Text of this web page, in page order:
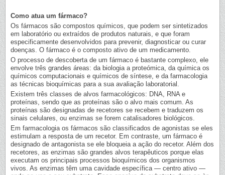
Como atua um fármaco?
Os fármacos são compostos químicos, que podem ser sintetizados
em laboratório ou extraídos de produtos naturais, e que foram
especificamente desenvolvidos para prevenir, diagnosticar ou curar
doenças. O fármaco é o composto ativo de um medicamento.
O processo de descoberta de um fármaco é bastante complexo, ele
envolve três grandes áreas: da biologia a proteómica, da química os
químicos computacionais e químicos de síntese, e da farmacologia
as técnicas bioquímicas para a sua avaliação laboratorial.
Existem três classes de alvos farmacológicos: DNA, RNA e
proteínas, sendo que as proteínas são o alvo mais comum. As
proteínas são designadas de recetores se recebem e traduzem os
sinais celulares, ou enzimas se forem catalisadores biológicos.
Em farmacologia os fármacos são classificados de agonistas se eles
estimulam a resposta de um recetor. Em contraste, um fármaco é
designado de antagonista se ele bloqueia a ação do recetor. Além dos
recetores, as enzimas são grandes alvos terapêuticos porque elas
executam os principais processos bioquímicos dos organismos
vivos. As enzimas têm uma cavidade específica — centro ativo —